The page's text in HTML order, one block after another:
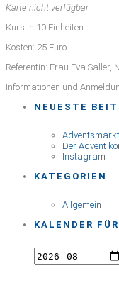
Karte nicht verfügbar
Kurs in 10 Einheiten
Kosten: 25 Euro
Referentin: Frau Eva Saller,
Informationen und
NEUESTE
Adventsmarkt
Der Advent
Instagram
KATEGORIEN
Allgemein
KALENDER